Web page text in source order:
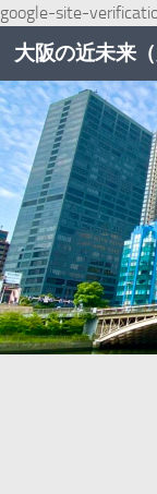
google-site-
コンテンツへス